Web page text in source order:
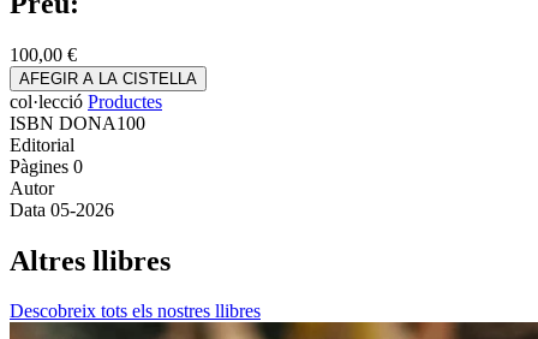
100,00 €
AFEGIR A LA CISTELLA
col·lecció Productes
ISBN DONA100
Editorial
Pàgines 0
Autor
Data 05-2026
Altres llibres
Descobreix tots els nostres llibres